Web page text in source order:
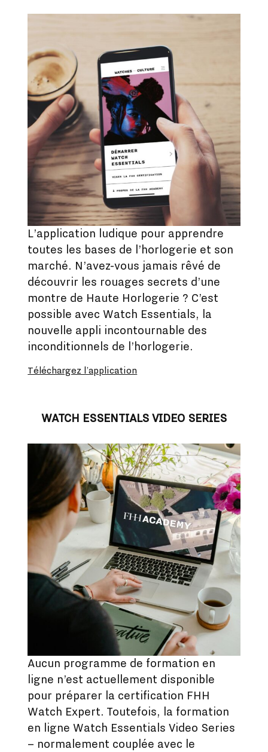
L’application ludique pour apprendre
toutes les bases de l’horlogerie et son
marché. N’avez-vous jamais rêvé de
découvrir les rouages secrets d’une
montre de Haute Horlogerie ? C’est
possible avec Watch Essentials, la
nouvelle appli incontournable des
inconditionnels de l’horlogerie.
Téléchargez l’application
WATCH ESSENTIALS VIDEO SERIES
Aucun programme de formation en
ligne n’est actuellement disponible
pour préparer la certification FHH
Watch Expert. Toutefois, la formation
en ligne Watch Essentials Video Series
– normalement couplée avec le